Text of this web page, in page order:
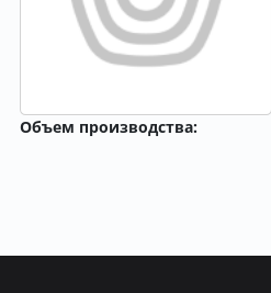
Объем производства: